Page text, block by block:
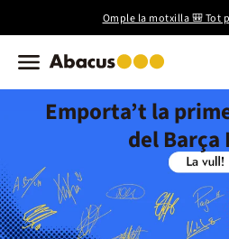
Omple la motxilla 🎒 Tot
Emporta’t la
del Barça